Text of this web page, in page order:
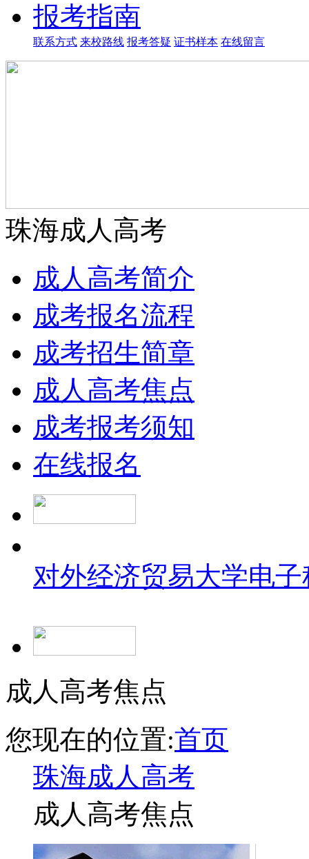
报考指南
联系方式 来校路线 报考答疑 证书样本 在线留言
珠海成人高考
成人高考简介
成考报名流程
成考招生简章
成人高考焦点
成考报考须知
在线报名
对外经济贸易大学电
成人高考焦点
您现在的位置:首页
珠海成人高考
成人高考焦点